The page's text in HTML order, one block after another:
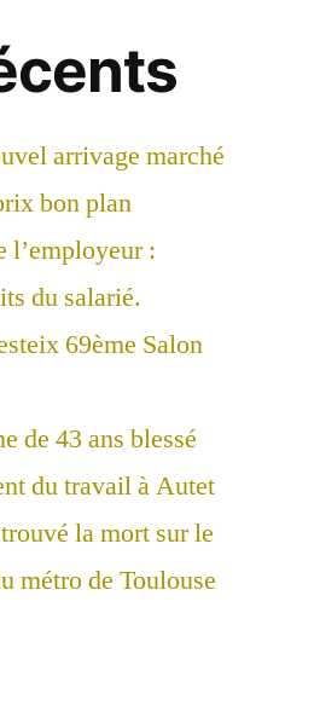
arrivage marché
bon plan
l’employeur :
du salarié.
69ème Salon
de 43 ans blessé
du travail à Autet
la mort sur le
métro de Toulouse